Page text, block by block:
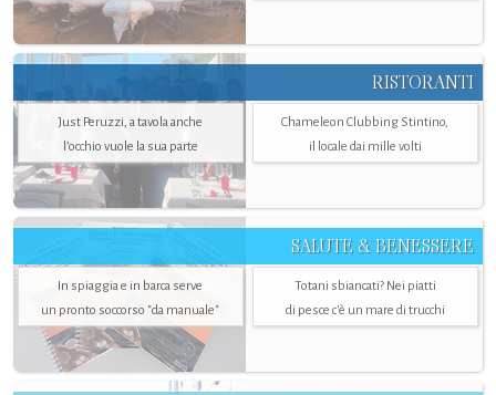
RISTORANTI
Just Peruzzi, a tavola anche
l’occhio vuole la sua parte
Chameleon Clubbing Stintino,
il locale dai mille volti
SALUTE & BENESSERE
In spiaggia e in barca serve
un pronto soccorso "da manuale"
Totani sbiancati? Nei piatti
di pesce c'è un mare di trucchi